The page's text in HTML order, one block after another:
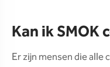
Kan ik SMOK
Er zijn mensen die